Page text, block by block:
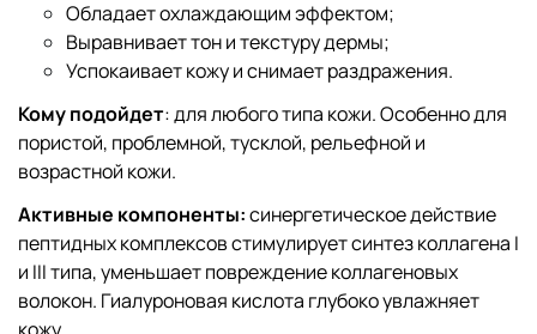
Обладает охлаждающим эффектом;
Выравнивает тон и текстуру дермы;
Успокаивает кожу и снимает раздражения.
Кому подойдет: для любого типа кожи. Особенно для
пористой, проблемной, тусклой, рельефной и
возрастной кожи.
Активные компоненты:синергетическое действие
пептидных комплексов стимулирует синтез коллагена I
и III типа, уменьшает повреждение коллагеновых
волокон. Гиалуроновая кислота глубоко увлажняет